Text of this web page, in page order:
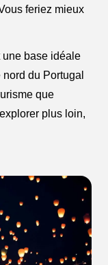
feriez mieux
une base idéale
du Portugal
que
plus loin,